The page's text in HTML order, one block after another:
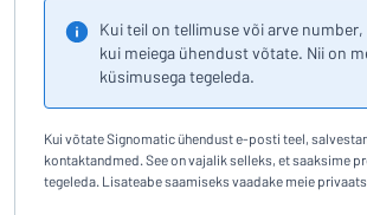
Kui teil on tellimuse või arve number,
kui meiega ühendust võtate. Nii on
küsimusega tegeleda.
Kui võtate Signomatic ühendust e-posti teel,
kontaktandmed. See on vajalik selleks, et saaksime
tegeleda. Lisateabe saamiseks vaadake meie